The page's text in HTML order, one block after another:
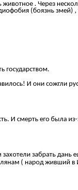
. Через
(боязнь змей) ,
государством.
И они сожгли
И смерть его была
забрать дань
( народ живший в